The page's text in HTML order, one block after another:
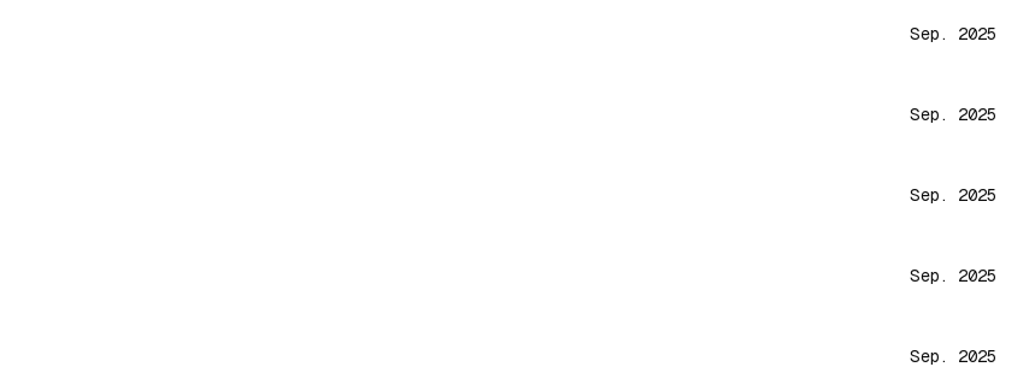
Sep. 2025
Sep. 2025
Sep. 2025
Sep. 2025
Sep. 2025